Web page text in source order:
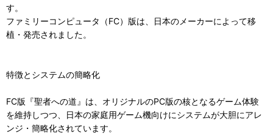
す。
ファミリーコンピュータ（FC）版は、日本のメーカーによって移
植・発売されました。
特徴とシステムの簡略化
FC版『聖者への道』は、オリジナルのPC版の核となるゲーム体験
を維持しつつ、日本の家庭用ゲーム機向けにシステムが大胆にアレ
ンジ・簡略化されています。